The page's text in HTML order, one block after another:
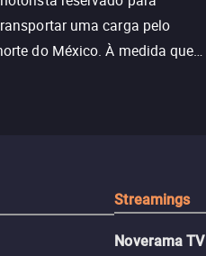
uma carga pelo
do México. À medida que
Streamings
Noverama TV